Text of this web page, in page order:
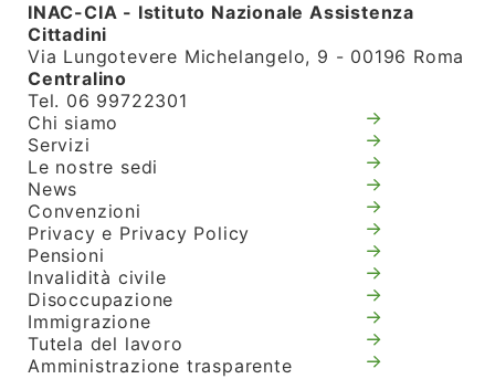
INAC-CIA - Istituto Nazionale Assistenza
Cittadini
Via Lungotevere Michelangelo, 9 - 00196 Roma
Centralino
Tel. 06 99722301
Chi siamo
Servizi
Le nostre sedi
News
Convenzioni
Privacy e Privacy Policy
Pensioni
Invalidità civile
Disoccupazione
Immigrazione
Tutela del lavoro
Amministrazione trasparente